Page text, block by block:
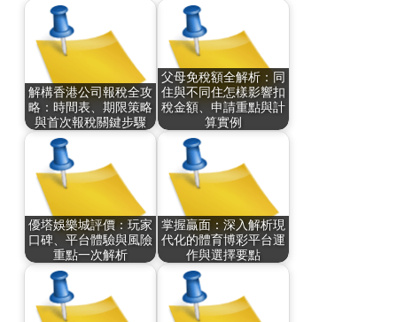
解構香港公司報稅全攻
略：時間表、期限策略
與首次報稅關鍵步驟
父母免稅額全解析：同
住與不同住怎樣影響扣
稅金額、申請重點與計
算實例
優塔娛樂城評價：玩家
口碑、平台體驗與風險
重點一次解析
掌握贏面：深入解析現
代化的體育博彩平台運
作與選擇要點